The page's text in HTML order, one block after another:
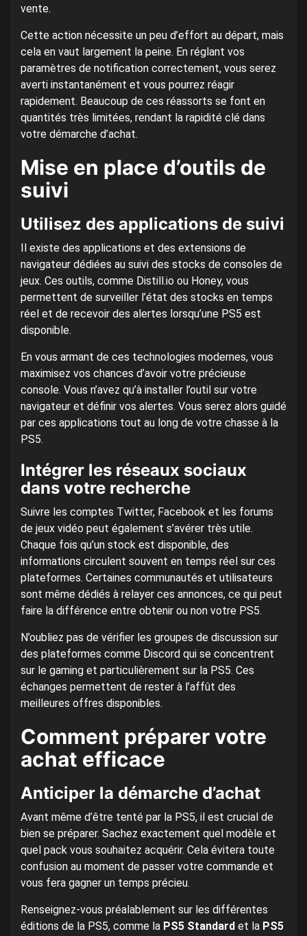
vente.
Cette action nécessite un peu d’effort au départ, mais
cela en vaut largement la peine. En réglant vos
paramètres de notification correctement, vous serez
averti instantanément et vous pourrez réagir
rapidement. Beaucoup de ces réassorts se font en
quantités très limitées, rendant la rapidité clé dans
votre démarche d’achat.
Mise en place d’outils de
suivi
Utilisez des applications de suivi
Il existe des applications et des extensions de
navigateur dédiées au suivi des stocks de consoles de
jeux. Ces outils, comme Distill.io ou Honey, vous
permettent de surveiller l’état des stocks en temps
réel et de recevoir des alertes lorsqu’une PS5 est
disponible.
En vous armant de ces technologies modernes, vous
maximisez vos chances d’avoir votre précieuse
console. Vous n’avez qu’à installer l’outil sur votre
navigateur et définir vos alertes. Vous serez alors guidé
par ces applications tout au long de votre chasse à la
PS5.
Intégrer les réseaux sociaux
dans votre recherche
Suivre les comptes Twitter, Facebook et les forums
de jeux vidéo peut également s’avérer très utile.
Chaque fois qu’un stock est disponible, des
informations circulent souvent en temps réel sur ces
plateformes. Certaines communautés et utilisateurs
sont même dédiés à relayer ces annonces, ce qui peut
faire la différence entre obtenir ou non votre PS5.
N’oubliez pas de vérifier les groupes de discussion sur
des plateformes comme Discord qui se concentrent
sur le gaming et particulièrement sur la PS5. Ces
échanges permettent de rester à l’affût des
meilleures offres disponibles.
Comment préparer votre
achat efficace
Anticiper la démarche d’achat
Avant même d’être tenté par la PS5, il est crucial de
bien se préparer. Sachez exactement quel modèle et
quel pack vous souhaitez acquérir. Cela évitera toute
confusion au moment de passer votre commande et
vous fera gagner un temps précieu.
Renseignez-vous préalablement sur les différentes
éditions de la PS5, comme la PS5 Standard et la PS5